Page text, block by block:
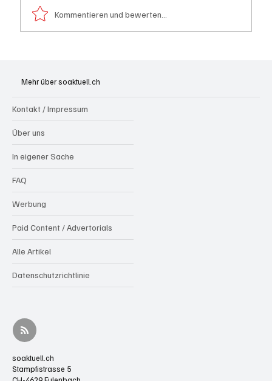
Kommentieren und bewerten...
Mehr über soaktuell.ch
Kontakt / Impressum
Über uns
In eigener Sache
FAQ
Werbung
Paid Content / Advertorials
Alle Artikel
Datenschutzrichtlinie
soaktuell.ch
Stampfistrasse 5